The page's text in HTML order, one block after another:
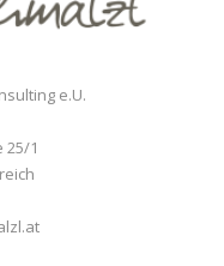
e.U.
25/1